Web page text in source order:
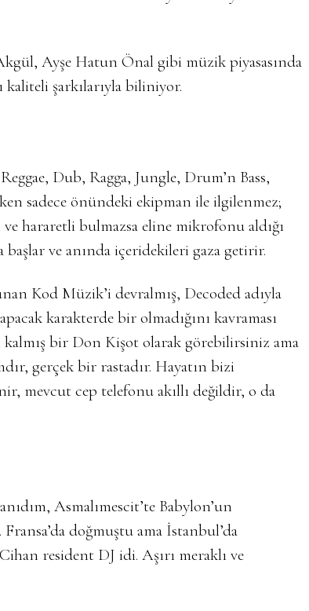
Ayşe Hatun Önal gibi müzik piyasasında
kaliteli şarkılarıyla biliniyor.
Dub, Ragga, Jungle, Drum’n Bass,
sadece önündeki ekipman ile ilgilenmez;
hararetli bulmazsa eline mikrofonu aldığı
ve anında içeridekileri gaza getirir.
Kod Müzik’i devralmış, Decoded adıyla
karakterde bir olmadığını kavraması
kalmış bir Don Kişot olarak görebilirsiniz ama
gerçek bir rastadır. Hayatın bizi
mevcut cep telefonu akıllı değildir, o da
Asmalımescit’te Babylon’un
doğmuştu ama İstanbul’da
resident DJ idi. Aşırı meraklı ve